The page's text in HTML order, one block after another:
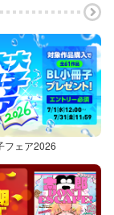
フェア2026